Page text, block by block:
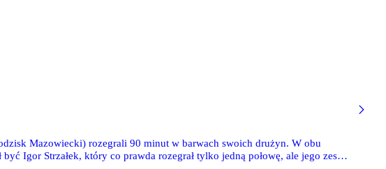
Mazowiecki) rozegrali 90 minut w barwach swoich drużyn. W obu
Igor Strzałek, który co prawda rozegrał tylko jedną połowę, ale jego zespół